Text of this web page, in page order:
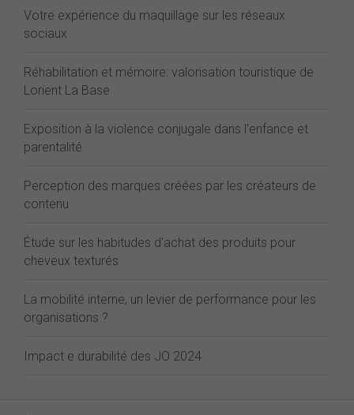
Votre expérience du maquillage sur les réseaux
sociaux
Réhabilitation et mémoire: valorisation touristique de
Lorient La Base
Exposition à la violence conjugale dans l'enfance et
parentalité
Perception des marques créées par les créateurs de
contenu
Étude sur les habitudes d'achat des produits pour
cheveux texturés
La mobilité interne, un levier de performance pour les
organisations ?
Impact e durabilité des JO 2024